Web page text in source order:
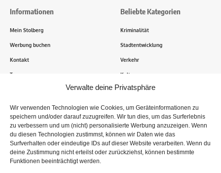
Verwalte deine Privatsphäre
Wir verwenden Technologien wie Cookies, um Geräteinformationen zu
speichern und/oder darauf zuzugreifen. Wir tun dies, um das Surferlebnis
zu verbessern und um (nicht) personalisierte Werbung anzuzeigen. Wenn
du diesen Technologien zustimmst, können wir Daten wie das
Surfverhalten oder eindeutige IDs auf dieser Website verarbeiten. Wenn du
deine Zustimmung nicht erteilst oder zurückziehst, können bestimmte
Funktionen beeinträchtigt werden.
Informationen
Mein Stolberg
Werbung buchen
Kontakt
Transparenz
Beliebte Kategorien
Kriminalität
Stadtentwicklung
Verkehr
Kultur
Tausende Stolberger sind bereits dabei! Du sendest uns
Informationen, Bilder und Erlebnisse aus der Kupferstadt – Wir
recherchieren, sammeln Informationen und berichten!